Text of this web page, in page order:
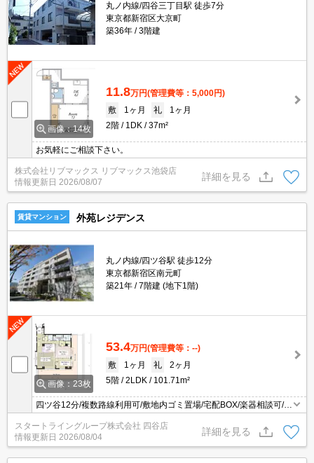
丸ノ内線/四谷三丁目駅 徒歩7分
東京都新宿区大京町
築36年
3階建
画像：14枚
11.8万円(管理費等：5,000円)
敷
1ヶ月 礼
1ヶ月
2階
1DK 37m²
お気軽にご相談下さい。
株式会社リブマックス リブマックス池袋店
情報更新日 2026/08/07
詳細を見る
賃貸マンション 外苑レジデンス
丸ノ内線/四ツ谷駅 徒歩12分
東京都新宿区南元町
築21年
7階建 (地下1階)
画像：23枚
53.4万円(管理費等：--)
敷
1ヶ月 礼
2ヶ月
5階
2LDK 101.71m²
四ツ谷12分/複数路線利用可/敷地内ゴミ置場/宅配BOX/楽器相談可/食
洗機/WIC/指定ネット無料
スタートライングループ株式会社 四谷店
情報更新日 2026/08/04
詳細を見る